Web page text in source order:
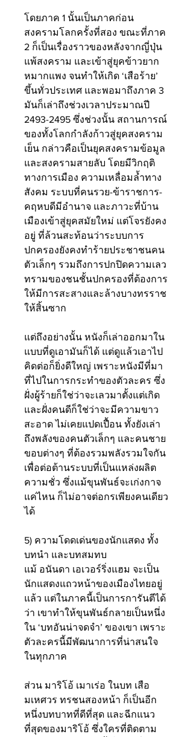
โดยภาค 1 นั้นเป็นภาคก่อน
สงครามโลกครั้งที่สอง ขณะที่ภาค
2 ก็เป็นเรื่องราวของหลังจากญี่ปุ่น
แพ้สงคราม และเข้าสู่ยุคข้าวยาก
หมากแพง จนทำให้เกิด ‘เสือร้าย’
ขึ้นทั่วประเทศ และพอมาถึงภาค 3
มันก็เล่าถึงช่วงเวลาประมาณปี
2493-2495 ซึ่งช่วงนั้น สถานการณ์
ของทั้งโลกกำลังก้าวสู่ยุคสงคราม
เย็น กล่าวคือเป็นยุคสงครามข้อมูล
และสงครามสายลับ โดยมีวิกฤติ
ทางการเมือง ความเหลื่อมล้ำทาง
สังคม ระบบที่คนรวย-ข้าราชการ-
คฤหบดีมีอำนาจ และภาวะที่บ้าน
เมืองเข้าสู่ยุคสมัยใหม่ แต่โจรยังคง
อยู่ ที่ล้วนสะท้อนว่าระบบการ
ปกครองยังคงทำร้ายประชาชนคน
ตัวเล็กๆ รวมถึงการปกปิดความเลว
ทรามของชนชั้นปกครองที่ต้องการ
ให้มีการสะสางและล้างบางทรราช
ให้สิ้นซาก
แต่ถึงอย่างนั้น หนังก็เล่าออกมาใน
แบบที่ดูเอามันก็ได้ แต่ดูแล้วเอาไป
คิดต่อก็ยิ่งดีใหญ่ เพราะหนังมีที่มา
ที่ไปในการกระทำของตัวละคร ซึ่ง
ฝั่งผู้ร้ายก็ใช่ว่าจะเลวมาตั้งแต่เกิด
และฝั่งคนดีก็ใช่ว่าจะมีความขาว
สะอาด ไม่เคยแปดเปื้อน ทั้งยังเล่า
ถึงพลังของคนตัวเล็กๆ และคนชาย
ขอบต่างๆ ที่ต้องรวมพลังรวมใจกัน
เพื่อต่อต้านระบบที่เป็นแหล่งผลิต
ความชั่ว ซึ่งแม้ขุนพันธ์จะเก่งกาจ
แค่ไหน ก็ไม่อาจต่อกรเพียงคนเดียว
ได้
5) ความโดดเด่นของนักแสดง ทั้ง
บทนำ และบทสมทบ
แม้ อนันดา เอเวอร์ริ่งแฮม จะเป็น
นักแสดงแถวหน้าของเมืองไทยอยู่
แล้ว แต่ในภาคนี้เป็นการการันตีได้
ว่า เขาทำให้ขุนพันธ์กลายเป็นหนึ่ง
ใน ‘บทอันน่าจดจำ’ ของเขา เพราะ
ตัวละครนี้มีพัฒนาการที่น่าสนใจ
ในทุกภาค
ส่วน มาริโอ้ เมาเร่อ ในบท เสือ
มเหศวร ทรชนสองหน้า ก็เป็นอีก
หนึ่งบทบาทที่ดีที่สุด และฉีกแนว
ที่สุดของมาริโอ้ ซึ่งใครที่ติดตาม